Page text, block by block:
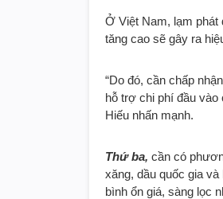
Ở Việt Nam, lạm phát
tăng cao sẽ gây ra
“Do đó, cần chấp
hỗ trợ chi phí đầu
Hiếu nhấn mạnh.
Thứ ba, cần có
xăng, dầu quốc gia
bình ổn giá, sàng lọc